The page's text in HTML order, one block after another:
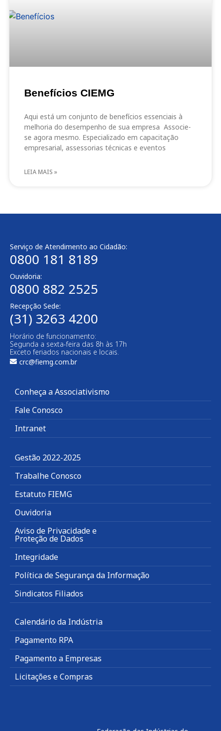
Benefícios CIEMG
Aqui está um conjunto de benefícios essenciais à
melhoria do desempenho de sua empresa Associe-
se agora mesmo. Especializado em capacitação
empresarial, assessorias técnicas e eventos
LEIA MAIS »
Serviço de Atendimento ao Cidadão:
0800 181 8189
Ouvidoria:
0800 882 2525
Recepção Sede:
(31) 3263 4200
Horário de funcionamento:
Segunda a sexta-feira das 8h às 17h
Exceto feriados nacionais e locais.
crc@fiemg.com.br
Conheça a Associativismo
Fale Conosco
Intranet
Gestão 2022-2025
Trabalhe Conosco
Estatuto FIEMG
Ouvidoria
Aviso de Privacidade e
Proteção de Dados
Integridade
Política de Segurança da Informação
Sindicatos Filiados
Calendário da Indústria
Pagamento RPA
Pagamento a Empresas
Licitações e Compras